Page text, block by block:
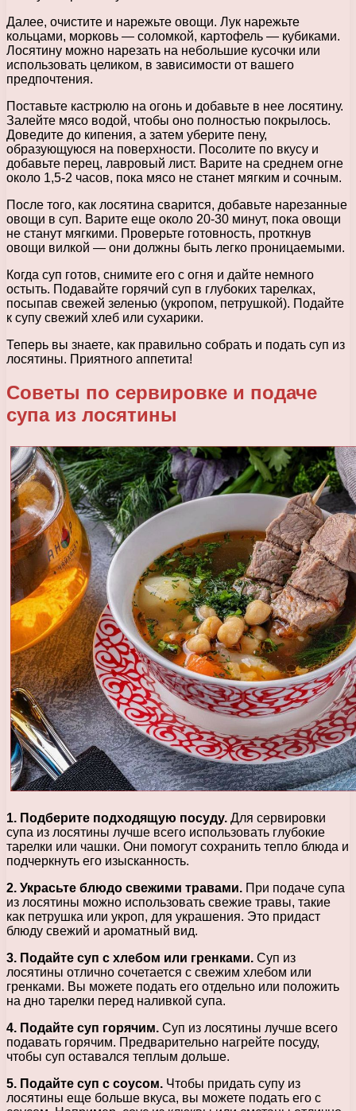
Далее, очистите и нарежьте овощи. Лук нарежьте
кольцами, морковь — соломкой, картофель — кубиками.
Лосятину можно нарезать на небольшие кусочки или
использовать целиком, в зависимости от вашего
предпочтения.
Поставьте кастрюлю на огонь и добавьте в нее лосятину.
Залейте мясо водой, чтобы оно полностью покрылось.
Доведите до кипения, а затем уберите пену,
образующуюся на поверхности. Посолите по вкусу и
добавьте перец, лавровый лист. Варите на среднем огне
около 1,5-2 часов, пока мясо не станет мягким и сочным.
После того, как лосятина сварится, добавьте нарезанные
овощи в суп. Варите еще около 20-30 минут, пока овощи
не станут мягкими. Проверьте готовность, проткнув
овощи вилкой — они должны быть легко проницаемыми.
Когда суп готов, снимите его с огня и дайте немного
остыть. Подавайте горячий суп в глубоких тарелках,
посыпав свежей зеленью (укропом, петрушкой). Подайте
к супу свежий хлеб или сухарики.
Теперь вы знаете, как правильно собрать и подать суп из
лосятины. Приятного аппетита!
Советы по сервировке и подаче
супа из лосятины
1. Подберите подходящую посуду. Для сервировки
супа из лосятины лучше всего использовать глубокие
тарелки или чашки. Они помогут сохранить тепло блюда и
подчеркнуть его изысканность.
2. Украсьте блюдо свежими травами. При подаче супа
из лосятины можно использовать свежие травы, такие
как петрушка или укроп, для украшения. Это придаст
блюду свежий и ароматный вид.
3. Подайте суп с хлебом или гренками. Суп из
лосятины отлично сочетается с свежим хлебом или
гренками. Вы можете подать его отдельно или положить
на дно тарелки перед наливкой супа.
4. Подайте суп горячим. Суп из лосятины лучше всего
подавать горячим. Предварительно нагрейте посуду,
чтобы суп оставался теплым дольше.
5. Подайте суп с соусом. Чтобы придать супу из
лосятины еще больше вкуса, вы можете подать его с